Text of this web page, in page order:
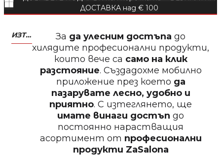
Пила за нокти
БЕЗПЛАТНО
Пила за нокти
БЕЗПЛАТНО
ДОСТАВКА над € 100
ИЗТЕГЛЕТЕ МОБИЛНО ПРИЛОЖЕНИЕ ZASALONA За да улесним достъпадо
хилядите професионални продукти,
които вече са само на клик
разстояние. Създадохме мобилно
приложение през което да
пазарувате лесно, удобно и
приятно. С изтеглянето, ще
имате винаги достъп до
постоянно нарастващия
асортимент от професионални
продукти ZaSalona